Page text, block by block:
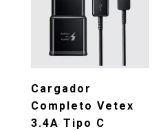
Cargador
Completo Vetex
3.4A Tipo C